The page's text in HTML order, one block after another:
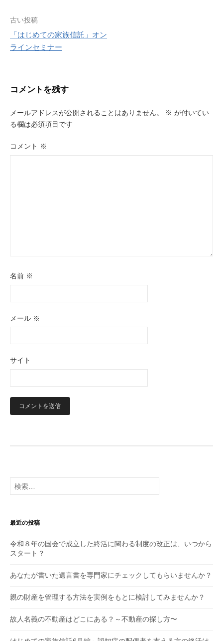
投
稿
ゲ
ー
シ
ョ
古い投稿
「はじめての家族信託」オン
ラインセミナー
コメントを残す
メールアドレスが公開されることはありません。 ※ が付いてい
る欄は必須項目です
コメント ※
名前 ※
メール ※
サイト
検
索:
最近の投稿
令和８年の国会で成立した終活に関わる制度の改正は、いつから
スタート？
あなたが書いた遺言書を専門家にチェックしてもらいませんか？
親の財産を管理する方法を実例をもとに検討してみませんか？
故人名義の不動産はどこにある？～不動産の探し方〜